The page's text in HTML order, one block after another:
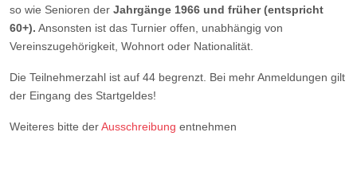
so wie Senioren der Jahrgänge 1966 und früher (entspricht
60+). Ansonsten ist das Turnier offen, unabhängig von
Vereinszugehörigkeit, Wohnort oder Nationalität.
Die Teilnehmerzahl ist auf 44 begrenzt. Bei mehr Anmeldungen gilt
der Eingang des Startgeldes!
Weiteres bitte derAusschreibung entnehmen